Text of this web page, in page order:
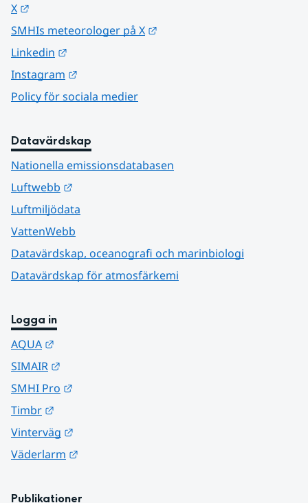
X
SMHIs meteorologer på X
Linkedin
Instagram
Policy för sociala medier
Datavärdskap
Nationella emissionsdatabasen
Luftwebb
Luftmiljödata
VattenWebb
Datavärdskap, oceanografi och marinbiologi
Datavärdskap för atmosfärkemi
Logga in
AQUA
SIMAIR
SMHI Pro
Timbr
Vinterväg
Väderlarm
Publikationer